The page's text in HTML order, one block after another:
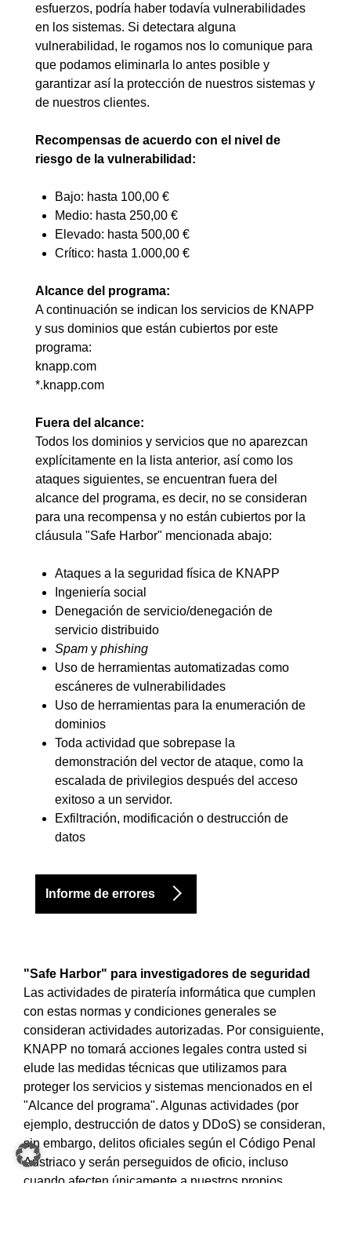
esfuerzos, podría haber todavía vulnerabilidades
en los sistemas. Si detectara alguna
vulnerabilidad, le rogamos nos lo comunique para
que podamos eliminarla lo antes posible y
garantizar así la protección de nuestros sistemas y
de nuestros clientes.
Recompensas de acuerdo con el nivel de
riesgo de la vulnerabilidad:
Bajo: hasta 100,00 €
Medio: hasta 250,00 €
Elevado: hasta 500,00 €
Crítico: hasta 1.000,00 €
Alcance del programa:
A continuación se indican los servicios de KNAPP
y sus dominios que están cubiertos por este
programa:
knapp.com
*.knapp.com
Fuera del alcance:
Todos los dominios y servicios que no aparezcan
explícitamente en la lista anterior, así como los
ataques siguientes, se encuentran fuera del
alcance del programa, es decir, no se consideran
para una recompensa y no están cubiertos por la
cláusula "Safe Harbor" mencionada abajo:
Ataques a la seguridad física de KNAPP
Ingeniería social
Denegación de servicio/denegación de
servicio distribuido
Spam y phishing
Uso de herramientas automatizadas como
escáneres de vulnerabilidades
Uso de herramientas para la enumeración de
dominios
Toda actividad que sobrepase la
demonstración del vector de ataque, como la
escalada de privilegios después del acceso
exitoso a un servidor.
Exfiltración, modificación o destrucción de
datos
Informe de errores
"Safe Harbor" para investigadores de seguridad
Las actividades de piratería informática que cumplen
con estas normas y condiciones generales se
consideran actividades autorizadas. Por consiguiente,
KNAPP no tomará acciones legales contra usted si
elude las medidas técnicas que utilizamos para
proteger los servicios y sistemas mencionados en el
"Alcance del programa". Algunas actividades (por
ejemplo, destrucción de datos y DDoS) se consideran,
sin embargo, delitos oficiales según el Código Penal
Austriaco y serán perseguidos de oficio, incluso
cuando afecten únicamente a nuestros propios